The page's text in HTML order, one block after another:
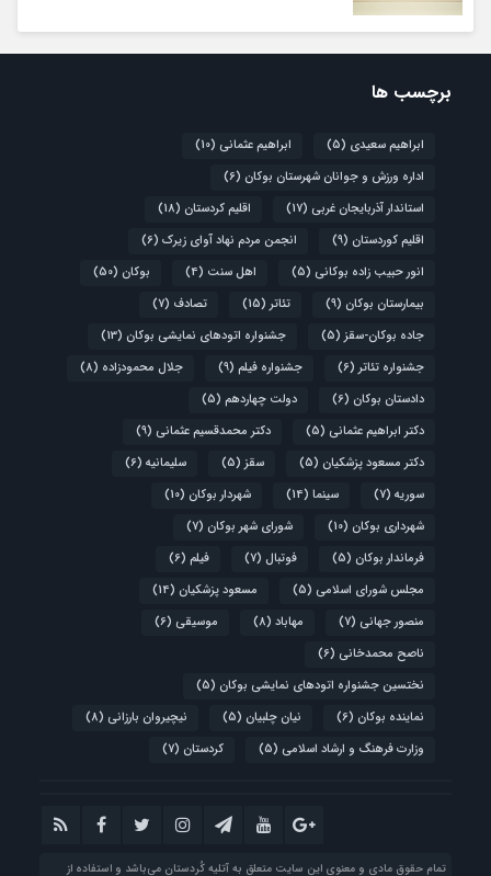
برچسب ها
ابراهیم سعیدی (5) ابراهیم عثمانی (10)
اداره ورزش و جوانان شهرستان بوکان (6)
استاندار آذربایجان غربی (17) اقلیم کردستان (18)
اقلیم کوردستان (9) انجمن مردم نهاد آوای زیرک (6)
انور حبیب زاده بوکانی (5) اهل سنت (4) بوکان (50)
بیمارستان بوکان (9) تئاتر(15) تصادف (7)
جاده بوکان-سقز(5) جشنواره اتودهای نمایشی بوکان (13)
جشنواره تئاتر(6) جشنواره فیلم (9) جلال محمودزاده (8)
دادستان بوکان (6) دولت چهاردهم (5)
دکتر ابراهیم عثمانی (5) دکتر محمدقسیم عثمانی (9)
دکتر مسعود پزشکیان (5) سقز(5) سلیمانیه (6)
سوریه (7) سینما (14) شهردار بوکان (10)
شهرداری بوکان (10) شورای شهر بوکان (7)
فرماندار بوکان (5) فوتبال (7) فیلم (6)
مجلس شورای اسلامی (5) مسعود پزشکیان (14)
منصور جهانی (7) مهاباد (8) موسیقی (6)
ناصح محمدخانی (6)
نختسین جشنواره اتودهای نمایشی بوکان (5)
نماینده بوکان (6) نیان چلبیان (5) نیچیروان بارزانی (8)
وزارت فرهنگ و ارشاد اسلامی (5) کردستان (7)
تمام حقوق مادی و معنوی این سایت متعلق به آتلیه‌ کُردستان می‌باشد و استفاده از